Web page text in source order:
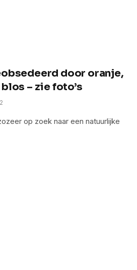
door oranje,
– zie foto’s
op zoek naar een natuurlijke